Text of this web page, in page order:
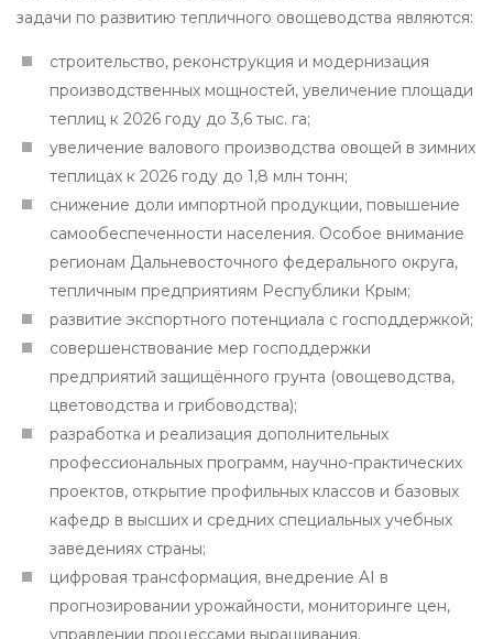
задачи по развитию тепличного овощеводства являются:
строительство, реконструкция и модернизация
производственных мощностей, увеличение площади
теплиц к 2026 году до 3,6 тыс. га;
увеличение валового производства овощей в зимних
теплицах к 2026 году до 1,8 млн тонн;
снижение доли импортной продукции, повышение
самообеспеченности населения. Особое внимание
регионам Дальневосточного федерального округа,
тепличным предприятиям Республики Крым;
развитие экспортного потенциала с господдержкой;
совершенствование мер господдержки
предприятий защищённого грунта (овощеводства,
цветоводства и грибоводства);
разработка и реализация дополнительных
профессиональных программ, научно-практических
проектов, открытие профильных классов и базовых
кафедр в высших и средних специальных учебных
заведениях страны;
цифровая трансформация, внедрение AI в
прогнозировании урожайности, мониторинге цен,
управлении процессами выращивания.